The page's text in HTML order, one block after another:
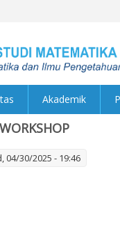
Akademik
04/30/2025 - 19:46